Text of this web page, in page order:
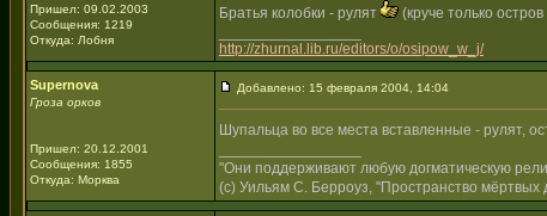
Пришел: 09.02.2003
Сообщения: 1219
Откуда: Лобня
Братья колобки - рулят
(круче только
http://zhurnal.lib.ru/editors/o/osipow_w_j/
Supernova
Гроза орков
Пришел: 20.12.2001
Сообщения: 1855
Откуда: Морква
Добавлено: 15 февраля 2004, 14:04
Шупальца во все места вставленные - рулят,
"Они поддерживают любую догматическую
(с) Уильям С. Берроуз, "Пространство мёртвых